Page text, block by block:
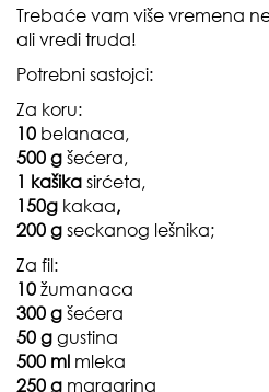
Trebaće vam više vremena
ali vredi truda!
Potrebni sastojci:
Za koru:
10 belanaca,
500 g šećera,
1 kašika sirćeta,
150g kakaa,
200 g seckanog lešnika;
Za fil:
10 žumanaca
300 g šećera
50 g gustina
500 ml mleka
250 g margarina